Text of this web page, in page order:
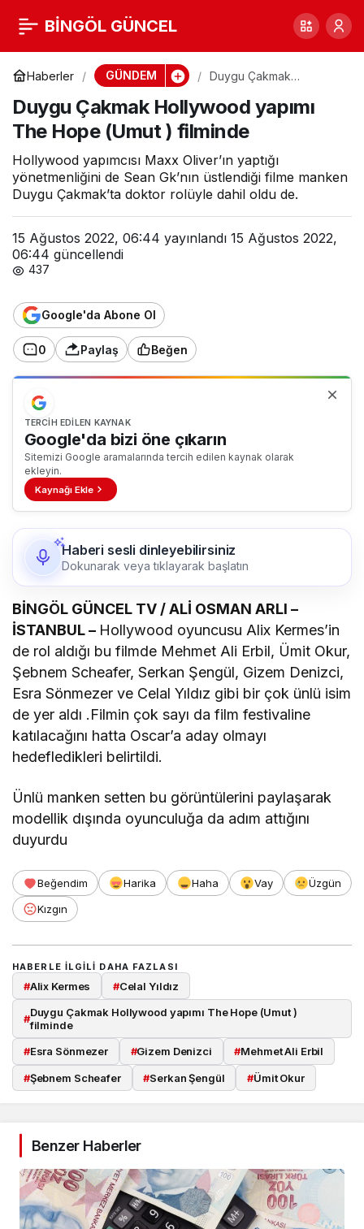
BİNGÖL GÜNCEL
Haberler GÜNDEM
Duygu Çakmak
Hope (Umut ) filminde
Duygu Çakmak Hollywood yapımı
The Hope (Umut ) filminde
Hollywood yapımcısı Maxx Oliver’ın yaptığı
yönetmenliğini de Sean Gk’nın üstlendiği filme manken
Duygu Çakmak’ta doktor rolüyle dahil oldu de.
15 Ağustos 2022, 06:44 yayınlandı 15 Ağustos 2022,
06:44 güncellendi
437
Google'da Abone Ol
0 Paylaş Beğen
TERCIH EDILEN KAYNAK
Google'da bizi öne çıkarın
Sitemizi Google aramalarında tercih edilen kaynak olarak
ekleyin.
Kaynağı Ekle
Haberi sesli dinleyebilirsiniz
Dokunarak veya tıklayarak başlatın
BİNGÖL GÜNCEL TV / ALİ OSMAN ARLI –
İSTANBUL – Hollywood oyuncusu Alix Kermes’in
de rol aldığı bu filmde Mehmet Ali Erbil, Ümit Okur,
Şebnem Scheafer, Serkan Şengül, Gizem Denizci,
Esra Sönmezer ve Celal Yıldız gibi bir çok ünlü isim
de yer aldı .Filmin çok sayı da film festivaline
katılacağını hatta Oscar’a aday olmayı
hedefledikleri belirtildi.
Ünlü manken setten bu görüntülerini paylaşarak
modellik dışında oyunculuğa da adım attığını
duyurdu
Beğendim Harika Haha Vay
Üzgün
Kızgın
Duygu Çakmak
Hollywood yapımı The
Hope (Umut ) filminde
0 Paylaş
HABERLE ILGILI DAHA FAZLASI
#Alix Kermes #Celal Yıldız
#Duygu Çakmak Hollywood yapımı The Hope (Umut )
filminde
#Esra Sönmezer #Gizem Denizci #Mehmet Ali Erbil
#Şebnem Scheafer #Serkan Şengül #Ümit Okur
Benzer Haberler
Takip Et